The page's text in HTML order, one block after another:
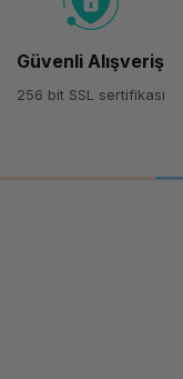
Güvenli Alışveriş
256 bit SSL sertifikası